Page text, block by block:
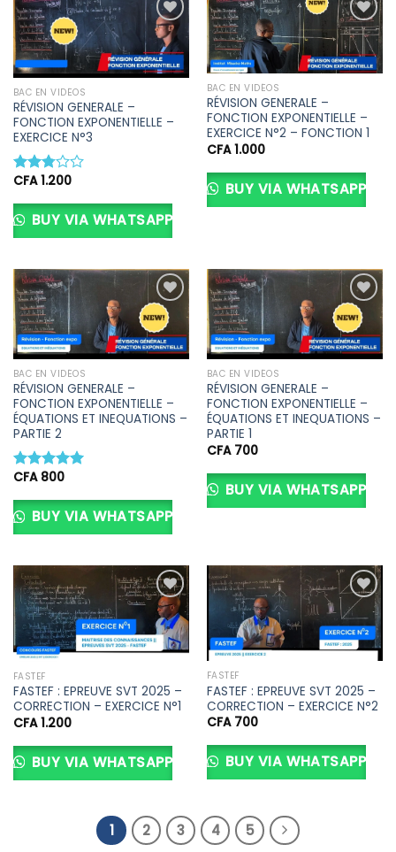
Ajouter
à la liste
BAC EN VIDÉOS
RÉVISION GENERALE –
FONCTION EXPONENTIELLE –
EXERCICE N°3
Note
sur 5
CFA1.200
BUY VIA WHATSAPP
Ajouter
à la liste
BAC EN VIDÉOS
RÉVISION GENERALE –
FONCTION EXPONENTIELLE –
EXERCICE N°2 – FONCTION 1
CFA1.000
BUY VIA WHATSAPP
Ajouter
à la liste
BAC EN VIDÉOS
RÉVISION GENERALE –
FONCTION EXPONENTIELLE –
ÉQUATIONS ET INEQUATIONS –
PARTIE 2
Note5.00
CFA800
BUY VIA WHATSAPP
Ajouter
à la liste
BAC EN VIDÉOS
RÉVISION GENERALE –
FONCTION EXPONENTIELLE –
ÉQUATIONS ET INEQUATIONS –
PARTIE 1
CFA700
BUY VIA WHATSAPP
Ajouter
à la liste
FASTEF
FASTEF : EPREUVE SVT 2025 –
CORRECTION – EXERCICE N°1
CFA1.200
BUY VIA WHATSAPP
Ajouter
à la liste
FASTEF
FASTEF : EPREUVE SVT 2025 –
CORRECTION – EXERCICE N°2
CFA700
BUY VIA WHATSAPP
1 2 3 4 5